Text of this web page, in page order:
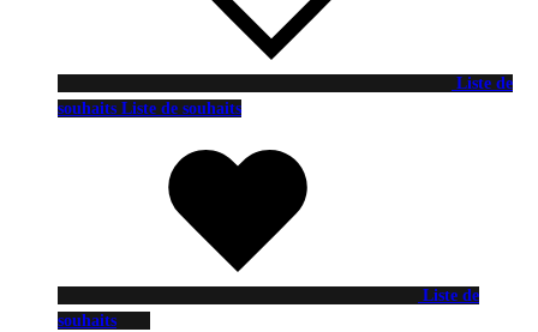
Liste de
souhaits Liste de souhaits
Liste de
souhaits